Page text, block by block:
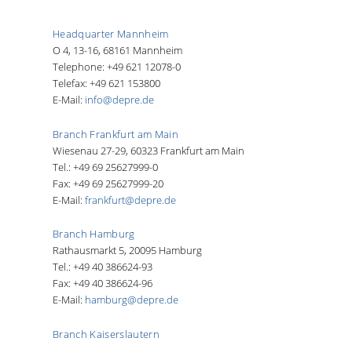
Headquarter Mannheim
O 4, 13-16, 68161 Mannheim
Telephone: +49 621 12078-0
Telefax: +49 621 153800
E-Mail: info@depre.de
Branch Frankfurt am Main
Wiesenau 27-29, 60323 Frankfurt am Main
Tel.: +49 69 25627999-0
Fax: +49 69 25627999-20
E-Mail: frankfurt@depre.de
Branch Hamburg
Rathausmarkt 5, 20095 Hamburg
Tel.: +49 40 386624-93
Fax: +49 40 386624-96
E-Mail: hamburg@depre.de
Branch Kaiserslautern